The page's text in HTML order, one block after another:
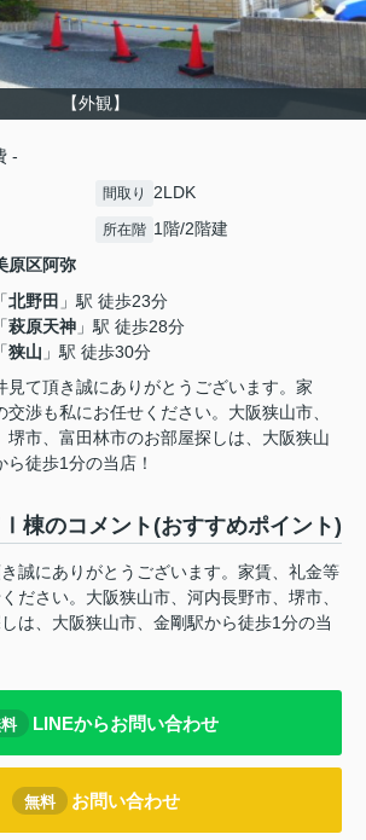
【外観】
-
間取り 2LDK
所在階 1階/2階建
原区阿弥
「北野田 」駅 徒歩23分
「萩原天神 」駅 徒歩28分
「狭山 」駅 徒歩30分
見て頂き誠にありがとうございます。家
交渉も私にお任せください。大阪狭山市、
堺市、富田林市のお部屋探しは、大阪狭山
ら徒歩1分の当店！
棟のコメント(おすすめポイント)
誠にありがとうございます。家賃、礼金等
ださい。大阪狭山市、河内長野市、堺市、
は、大阪狭山市、金剛駅から徒歩1分の当
LINEからお問い合わせ
無料 お問い合わせ